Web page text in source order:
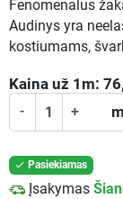
Fenomenalus
Audinys yra
kostiumams,
Kaina už 1 m:
- + m
 Pasiekiamas
Įsakymas